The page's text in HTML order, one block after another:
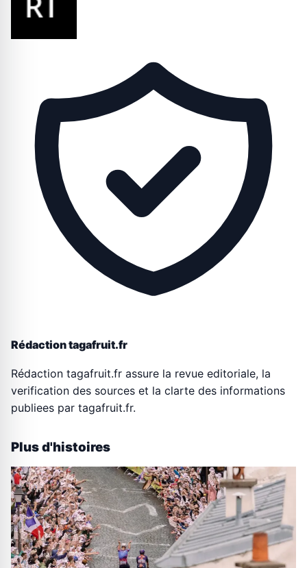
Rédaction tagafruit.fr
Rédaction tagafruit.fr assure la revue editoriale, la
verification des sources et la clarte des informations
publiees par tagafruit.fr.
Plus d'histoires